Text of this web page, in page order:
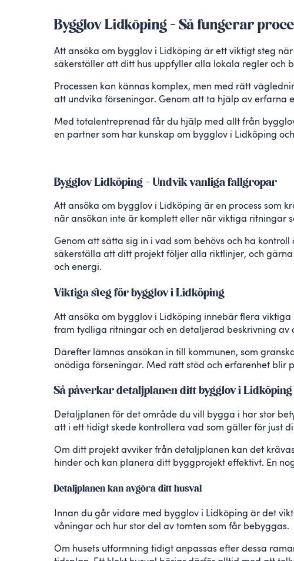
Bygglov Lidköping – Så fungerar
Att ansöka om bygglov i Lidköping är ett viktigt steg
säkerställer att ditt hus uppfyller alla lokala regler och
Processen kan kännas komplex, men med rätt
att undvika förseningar. Genom att ta hjälp av erfarna
Med totalentreprenad får du hjälp med allt från
en partner som har kunskap om bygglov i Lidköping
Bygglov Lidköping – Undvik vanliga fallgropar
Att ansöka om bygglov i Lidköping är en process som
när ansökan inte är komplett eller när viktiga ritningar
Genom att sätta sig in i vad som behövs och ha
säkerställa att ditt projekt följer alla riktlinjer, och
och energi.
Viktiga steg för bygglov i Lidköping
Att ansöka om bygglov i Lidköping innebär flera
fram tydliga ritningar och en detaljerad beskrivning av
Därefter lämnas ansökan in till kommunen, som
onödiga förseningar. Med rätt stöd och erfarenhet blir
Så påverkar detaljplanen ditt bygglov i Lidköping
Detaljplanen för det område du vill bygga i har stor
att i ett tidigt skede kontrollera vad som gäller för just
Om ditt projekt avviker från detaljplanen kan det
hinder och kan planera ditt byggprojekt effektivt. En
Detaljplanen kan avgöra ditt husval
Innan du går vidare med bygglov i Lidköping är det
våningar och hur stor del av tomten som får bebyggas.
Om husets utformning tidigt anpassas efter dessa